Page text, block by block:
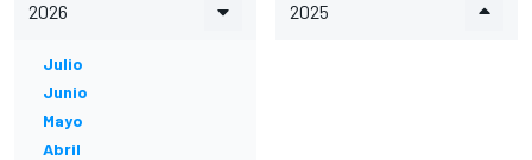
2026
Julio
Junio
Mayo
Abril
2025